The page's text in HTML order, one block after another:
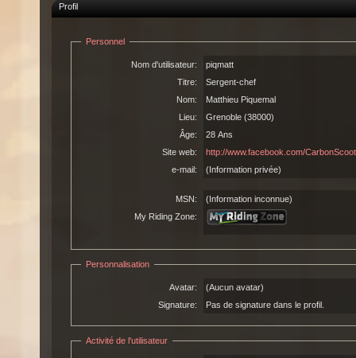
Profil
Personnel
Nom d'utilisateur:
piqmatt
Titre:
Sergent-chef
Nom:
Matthieu Piquemal
Lieu:
Grenoble (38000)
Âge:
28 Ans
Site web:
http://www.facebook.com/
e-mail:
(Information privée)
MSN:
(Information inconnue)
My Riding Zone:
Personnalisation
Avatar:
(Aucun avatar)
Signature:
Pas de signature dans le profil.
Activité de l'utilisateur